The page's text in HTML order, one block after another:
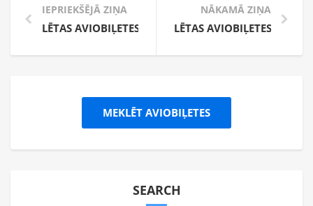
IEPRIEKŠĒJĀ ZIŅA
LĒTAS AVIOBIĻETES UZ BURGASU – TIEŠIE LIDOJUMI
NĀKAMĀ ZIŅA
LĒTAS AVIOBIĻETES NO
MEKLĒT AVIOBIĻETES
SEARCH